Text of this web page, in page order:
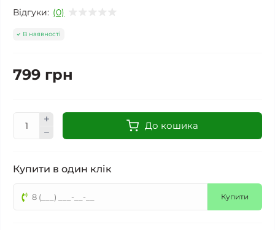
Відгуки: (0)
В наявності
799 грн
До кошика
Купити в один клік
Купити